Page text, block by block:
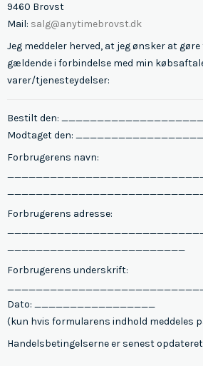
9460 Brovst
Mail: salg@anytimebrovst.dk
Jeg meddeler herved, at jeg ønsker at
gældende i forbindelse med min
varer/tjenesteydelser:
Bestilt den:
Modtaget den:
Forbrugerens navn:
Forbrugerens adresse:
_________________________
Forbrugerens underskrift:
Dato: _________________
(kun hvis formularens indhold meddeles
Handelsbetingelserne er senest opdateret